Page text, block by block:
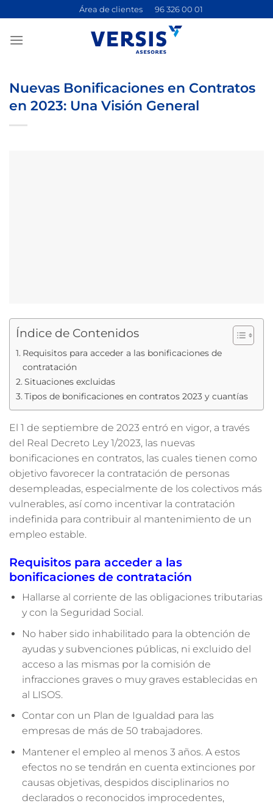
contenido
Área de clientes 96 326 00 01
Nuevas Bonificaciones en Contratos
en 2023: Una Visión General
Índice de Contenidos
Requisitos para acceder a las bonificaciones de
contratación
Situaciones excluidas
Tipos de bonificaciones en contratos 2023 y cuantías
El 1 de septiembre de 2023 entró en vigor, a través
del Real Decreto Ley 1/2023, las nuevas
bonificaciones en contratos, las cuales tienen como
objetivo favorecer la contratación de personas
desempleadas, especialmente de los colectivos más
vulnerables, así como incentivar la contratación
indefinida para contribuir al mantenimiento de un
empleo estable.
Requisitos para acceder a las
bonificaciones de contratación
Hallarse al corriente de las obligaciones tributarias
y con la Seguridad Social.
No haber sido inhabilitado para la obtención de
ayudas y subvenciones públicas, ni excluido del
acceso a las mismas por la comisión de
infracciones graves o muy graves establecidas en
al LISOS.
Contar con un Plan de Igualdad para las
empresas de más de 50 trabajadores.
Mantener el empleo al menos 3 años. A estos
efectos no se tendrán en cuenta extinciones por
causas objetivas, despidos disciplinarios no
declarados o reconocidos improcedentes,